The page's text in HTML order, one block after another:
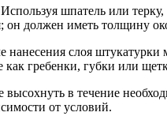
шпатель или
он должен иметь толщину
нанесения слоя
как гребенки, губки или
в течение
от условий.